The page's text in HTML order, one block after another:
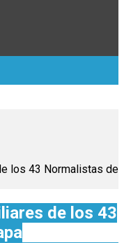
los 43 Normalistas de
de los 43